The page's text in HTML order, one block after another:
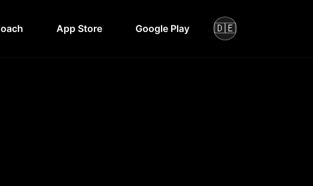
App Store Google Play 🇩🇪